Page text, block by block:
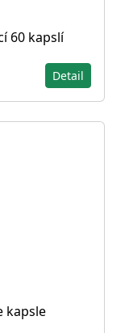
60 kapslí
Detail
​​kapsle